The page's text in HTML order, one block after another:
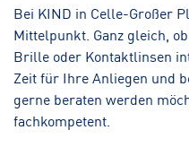
Bei KIND in Celle-Großer
Mittelpunkt. Ganz gleich,
Brille oder Kontaktlinsen
Zeit für Ihre Anliegen und
gerne beraten werden
fachkompetent.